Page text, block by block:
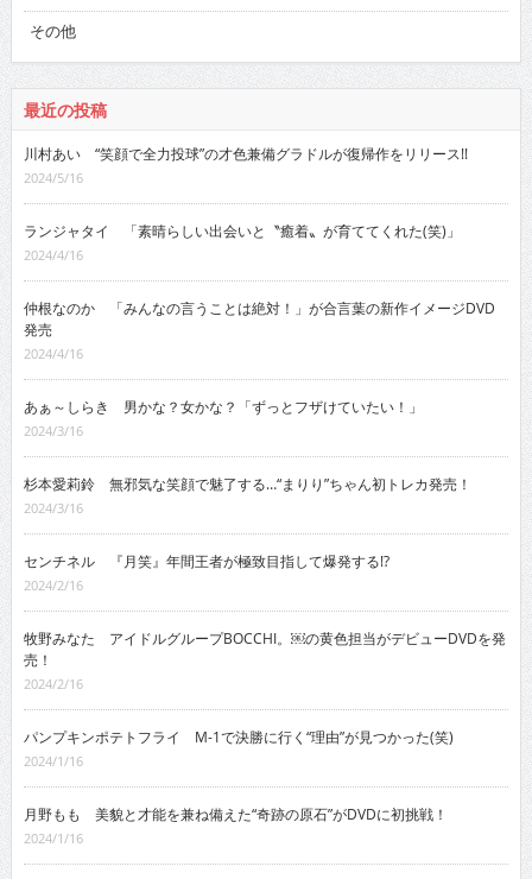
その他
最近の投稿
川村あい “笑顔で全力投球”の才色兼備グラドルが復帰作をリリース!!
2024/5/16
ランジャタイ 「素晴らしい出会いと〝癒着〟が育ててくれた(笑)」
2024/4/16
仲根なのか 「みんなの言うことは絶対！」が合言葉の新作イメージDVD
発売
2024/4/16
あぁ～しらき 男かな？女かな？「ずっとフザけていたい！」
2024/3/16
杉本愛莉鈴 無邪気な笑顔で魅了する…“まりり”ちゃん初トレカ発売！
2024/3/16
センチネル 『月笑』年間王者が極致目指して爆発する!?
2024/2/16
牧野みなた アイドルグループBOCCHI。￼の黄色担当がデビューDVDを発
売！
2024/2/16
パンプキンポテトフライ M-1で決勝に行く“理由”が見つかった(笑)
2024/1/16
月野もも 美貌と才能を兼ね備えた“奇跡の原石”がDVDに初挑戦！
2024/1/16